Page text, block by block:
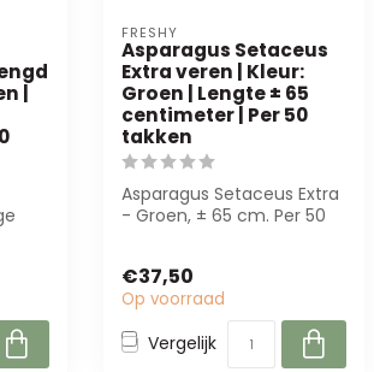
|
FRESHY
Asparagus Setaceus
Extra veren | Kleur:
Groen | Lengte ± 65
centimeter | Per 50
takken
Asparagus Setaceus Extra
- Groen, ± 65 cm. Per 50
€37,50
Op voorraad
Vergelijk